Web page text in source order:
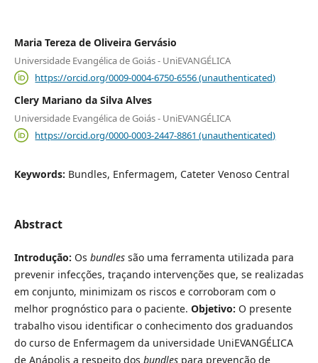
Maria Tereza de Oliveira Gervásio
Universidade Evangélica de Goiás - UniEVANGÉLICA
https://orcid.org/0009-0004-6750-6556 (unauthenticated)
Clery Mariano da Silva Alves
Universidade Evangélica de Goiás - UniEVANGÉLICA
https://orcid.org/0000-0003-2447-8861 (unauthenticated)
Keywords: Bundles, Enfermagem, Cateter Venoso Central
Abstract
Introdução: Os bundles são uma ferramenta utilizada para
prevenir infecções, traçando intervenções que, se realizadas
em conjunto, minimizam os riscos e corroboram com o
melhor prognóstico para o paciente. Objetivo: O presente
trabalho visou identificar o conhecimento dos graduandos
do curso de Enfermagem da universidade UniEVANGÉLICA
de Anápolis a respeito dos bundlespara prevenção de